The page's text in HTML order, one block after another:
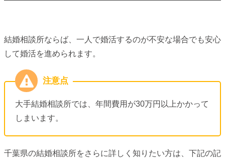
結婚相談所ならば、一人で婚活するのが不安な場合でも安心
して婚活を進められます。
大手結婚相談所では、年間費用が30万円以上かかって
しまいます。
千葉県の結婚相談所をさらに詳しく知りたい方は、下記の記